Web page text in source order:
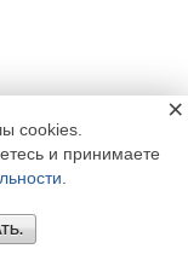
cookies.
и принимаете
×